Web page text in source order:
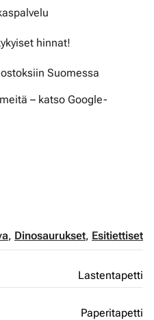
hinnat!
Suomessa
– katso Google-
, Dinosaurukset, Esitiettiset
Lastentapetti
Paperitapetti